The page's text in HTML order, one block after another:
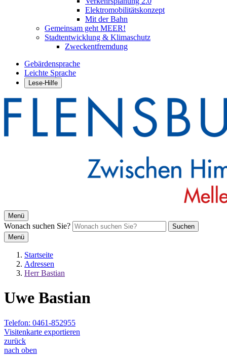
Elektromobilitätskonzept
Mit der Bahn
Gemeinsam geht MEER!
Stadtentwicklung & Klimaschutz
Zweckentfremdung
Gebärdensprache
Leichte Sprache
Lese-Hilfe
Menü
Wonach suchen Sie?
Suchen
Menü
Startseite
Adressen
Herr Bastian
Uwe Bastian
Telefon: 0461-852955
Visitenkarte exportieren
zurück
nach oben